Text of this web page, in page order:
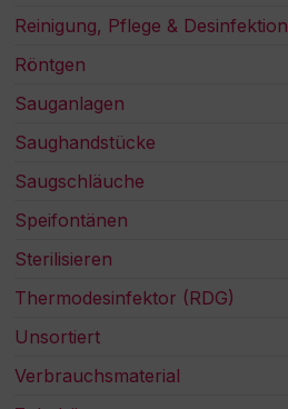
Reinigung, Pflege & Desinfektion
Röntgen
Sauganlagen
Saughandstücke
Saugschläuche
Speifontänen
Sterilisieren
Thermodesinfektor (RDG)
Unsortiert
Verbrauchsmaterial